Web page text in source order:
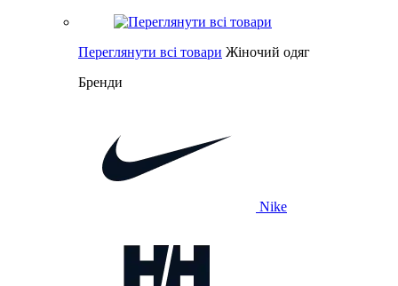
Переглянути всі товари Жіночий одяг
Бренди
Nike